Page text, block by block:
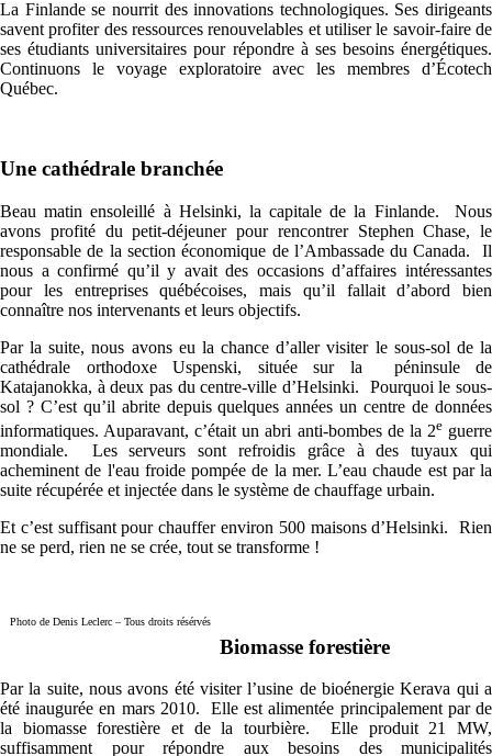
La Finlande se nourrit des innovations technologiques. Ses dirigeants
savent profiter des ressources renouvelables et utiliser le savoir-faire de
ses étudiants universitaires pour répondre à ses besoins énergétiques.
Continuons le voyage exploratoire avec les membres d’Écotech
Québec.
Une cathédrale branchée
Beau matin ensoleillé à Helsinki, la capitale de la Finlande. Nous
avons profité du petit-déjeuner pour rencontrer Stephen Chase, le
responsable de la section économique de l’Ambassade du Canada. Il
nous a confirmé qu’il y avait des occasions d’affaires intéressantes
pour les entreprises québécoises, mais qu’il fallait d’abord bien
connaître nos intervenants et leurs objectifs.
Par la suite, nous avons eu la chance d’aller visiter le sous-sol de la
cathédrale orthodoxe Uspenski, située sur la péninsule de
Katajanokka, à deux pas du centre-ville d’Helsinki. Pourquoi le sous-
sol ? C’est qu’il abrite depuis quelques années un centre de données
informatiques. Auparavant, c’était un abri anti-bombes de la 2eguerre
mondiale. Les serveurs sont refroidis grâce à des tuyaux qui
acheminent de l'eau froide pompée de la mer. L’eau chaude est par la
suite récupérée et injectée dans le système de chauffage urbain.
Et c’est suffisant pour chauffer environ 500 maisons d’Helsinki. Rien
ne se perd, rien ne se crée, tout se transforme !
Photo de Denis Leclerc – Tous droits résérvés
Biomasse forestière
Par la suite, nous avons été visiter l’usine de bioénergie Kerava qui a
été inaugurée en mars 2010. Elle est alimentée principalement par de
la biomasse forestière et de la tourbière. Elle produit 21 MW,
suffisamment pour répondre aux besoins des municipalités